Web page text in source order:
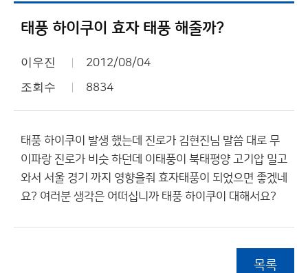
태풍 하이쿠이 효자 태풍 해줄까?
이우진 2012/08/04
조회수 8834
태풍 하이쿠이 발생 했는데 진로가 김현진님 말씀 대로 무
이파랑 진로가 비슷 하던데 이태풍이 북태평양 고기압 밀고
와서 서울 경기 까지 영향을줘 효자태풍이 되었으면 좋겠네
요? 여러분 생각은 어떠십니까 태풍 하이쿠이 대해서요?
목록